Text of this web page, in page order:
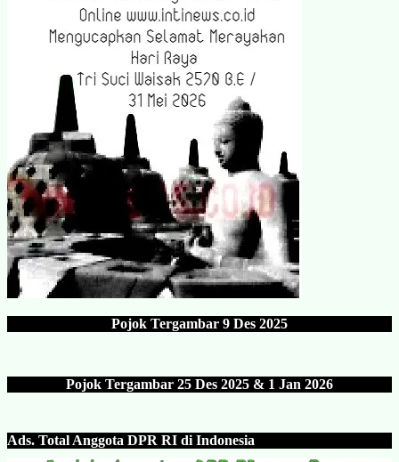
Pojok Tergambar 9 Des 2025
Pojok Tergambar 25 Des 2025 & 1 Jan 2026
Ads. Total Anggota DPR RI di Indonesia